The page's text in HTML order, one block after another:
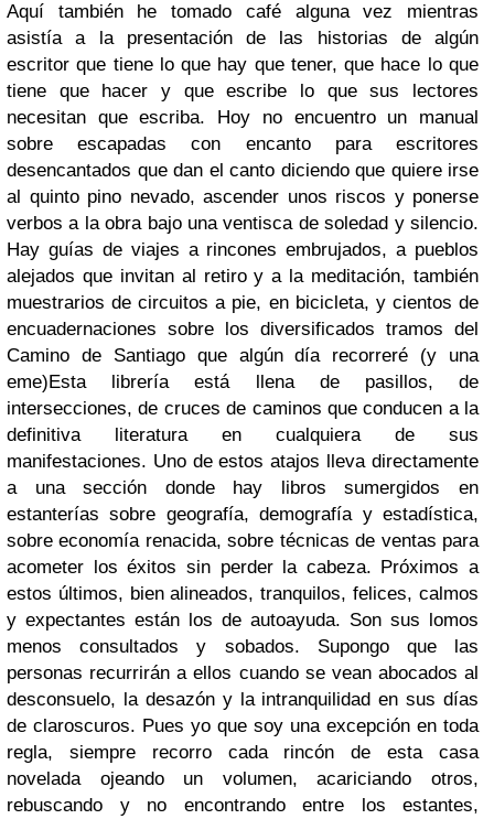
Aquí también he tomado café alguna vez mientras
asistía a la presentación de las historias de algún
escritor que tiene lo que hay que tener, que hace lo que
tiene que hacer y que escribe lo que sus lectores
necesitan que escriba. Hoy no encuentro un manual
sobre escapadas con encanto para escritores
desencantados que dan el canto diciendo que quiere irse
al quinto pino nevado, ascender unos riscos y ponerse
verbos a la obra bajo una ventisca de soledad y silencio.
Hay guías de viajes a rincones embrujados, a pueblos
alejados que invitan al retiro y a la meditación, también
muestrarios de circuitos a pie, en bicicleta, y cientos de
encuadernaciones sobre los diversificados tramos del
Camino de Santiago que algún día recorreré (y una
eme)Esta librería está llena de pasillos, de
intersecciones, de cruces de caminos que conducen a la
definitiva literatura en cualquiera de sus
manifestaciones. Uno de estos atajos lleva directamente
a una sección donde hay libros sumergidos en
estanterías sobre geografía, demografía y estadística,
sobre economía renacida, sobre técnicas de ventas para
acometer los éxitos sin perder la cabeza. Próximos a
estos últimos, bien alineados, tranquilos, felices, calmos
y expectantes están los de autoayuda. Son sus lomos
menos consultados y sobados. Supongo que las
personas recurrirán a ellos cuando se vean abocados al
desconsuelo, la desazón y la intranquilidad en sus días
de claroscuros. Pues yo que soy una excepción en toda
regla, siempre recorro cada rincón de esta casa
novelada ojeando un volumen, acariciando otros,
rebuscando y no encontrando entre los estantes,